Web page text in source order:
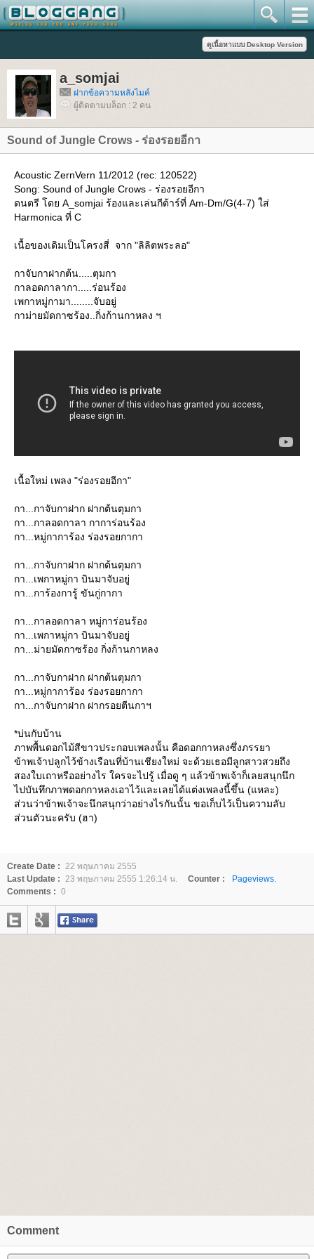
a_somjai
ฝากข้อความหลังไมค์
ผู้ติดตามบล็อก : 2 คน
Sound of Jungle Crows - ร่องรอยอีกา
Acoustic ZernVern 11/2012 (rec: 120522)
Song: Sound of Jungle Crows - ร่องรอยอีกา
ดนตรี โดย A_somjai ร้องและเล่นกีต้าร์ที่ Am-Dm/G(4-7) ใส่
Harmonica ที่ C
เนื้อของเดิมเป็นโครงสี่ จาก "ลิลิตพระลอ"
กาจับกาฝากต้น.....ตุมกา
กาลอดกาลากา.....ร่อนร้อง
เพกาหมู่กามา........จับอยู่
กาม่ายมัดกาซร้อง..กิ่งก้านกาหลง ฯ
เนื้อใหม่ เพลง "ร่องรอยอีกา"
กา...กาจับกาฝาก ฝากต้นตุมกา
กา...กาลอดกาลา กาการ่อนร้อง
กา...หมู่กาการ้อง ร่องรอยกากา
กา...กาจับกาฝาก ฝากต้นตุมกา
กา...เพกาหมู่กา บินมาจับอยู่
กา...การ้องการู้ ขันกู่กากา
กา...กาลอดกาลา หมู่การ่อนร้อง
กา...เพกาหมู่กา บินมาจับอยู่
กา...ม่ายมัดกาซร้อง กิ่งก้านกาหลง
กา...กาจับกาฝาก ฝากต้นตุมกา
กา...หมู่กาการ้อง ร่องรอยกากา
กา...กาจับกาฝาก ฝากรอยตีนกาฯ
*บ่นกับบ้าน
ภาพพื้นดอกไม้สีขาวประกอบเพลงนั้น คือดอกกาหลงซึ่งภรรยา
ข้าพเจ้าปลูกไว้ข้างเรือนที่บ้านเชียงใหม่ จะด้วยเธอมีลูกสาวสวยถึง
สองใบเถาหรืออย่างไร ใครจะไปรู้ เมื่อดู ๆ แล้วข้าพเจ้าก็เลยสนุกนึก
ไปบันทึกภาพดอกกาหลงเอาไว้และเลยได้แต่งเพลงนี้ขึ้น (แหละ)
ส่วนว่าข้าพเจ้าจะนึกสนุกว่าอย่างไรกันนั้น ขอเก็บไว้เป็นความลับ
ส่วนตัวนะครับ (ฮา)
Create Date : 22 พฤษภาคม 2555
Last Update : 23 พฤษภาคม 2555 1:26:14 น. Counter :
Pageviews.
Comments : 0
Comment